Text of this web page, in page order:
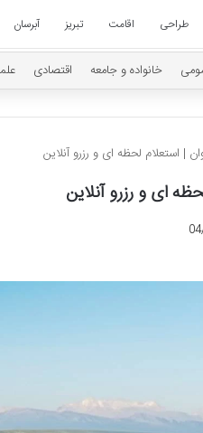
طراحی اقامت تبریز آبرسان
خانواده و جامعه اقتصادی
| استعلام لحظه ای و رزرو آنلاین
ای و رزرو آنلاین